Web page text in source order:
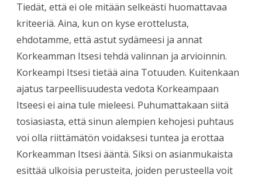
Tiedät, että ei ole mitään selkeästi huomattavaa
kriteeriä. Aina, kun on kyse erottelusta,
ehdotamme, että astut sydämeesi ja annat
Korkeamman Itsesi tehdä valinnan ja arvioinnin.
Korkeampi Itsesi tietää aina Totuuden. Kuitenkaan
ajatus tarpeellisuudesta vedota Korkeampaan
Itseesi ei aina tule mieleesi. Puhumattakaan siitä
tosiasiasta, että sinun alempien kehojesi puhtaus
voi olla riittämätön voidaksesi tuntea ja erottaa
Korkeamman Itsesi ääntä. Siksi on asianmukaista
esittää ulkoisia perusteita, joiden perusteella voit